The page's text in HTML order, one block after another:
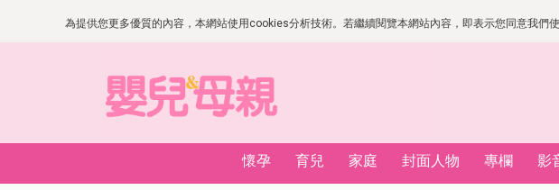
為提供您更多優質的內容，本網站使用cookies分析技術。若繼續閱覽本網站內容，即表示您同意我們
懷孕 育兒 家庭 封面人物 專欄 影